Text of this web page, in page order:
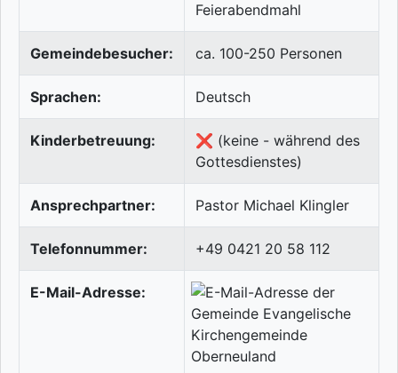
Feierabendmahl
Gemeindebesucher: ca. 100-250 Personen
Sprachen: Deutsch
Kinderbetreuung:
❌ (keine - während des
Gottesdienstes)
Ansprechpartner: Pastor Michael Klingler
Telefonnummer: +49 0421 20 58 112
E-Mail-Adresse: